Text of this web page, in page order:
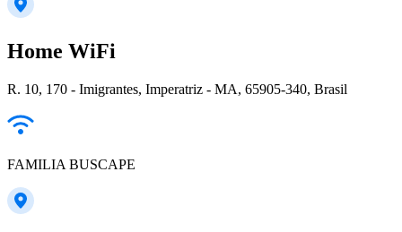
Home WiFi
R. 10, 170 - Imigrantes, Imperatriz - MA, 65905-340, Brasil
FAMILIA BUSCAPE